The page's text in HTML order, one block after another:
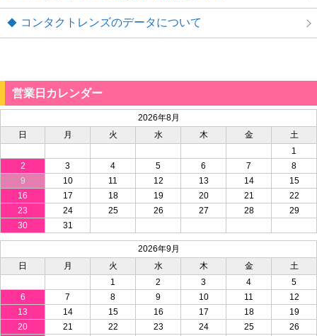
コンタクトレンズのデータについて
営業日カレンダー
2026年8月
日
月 火 水 木 金
土
1
2
3 4 5 6 7
8
9
10 11 12 13 14
15
16
17 18 19 20 21
22
23
24 25 26 27 28
29
30
31
2026年9月
日
月 火 水 木 金
土
1
2 3 4
5
6
7 8 9 10 11
12
13
14 15 16 17 18
19
20
21 22 23 24 25
26